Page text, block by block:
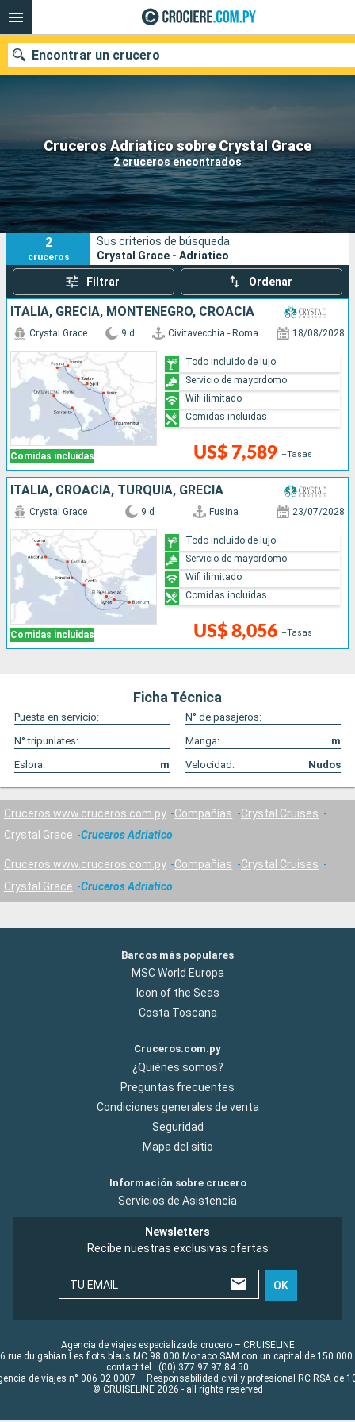
Cruceros Adriatico sobre Crystal Grace
2 cruceros encontrados
Encontrar un crucero
Nuestros destinos
Fecha de salida
Puertos Compañías
Buscar
2
cruceros
Sus criterios de búsqueda:
Crystal Grace - Adriatico
Filtrar Ordenar
ITALIA, GRECIA, MONTENEGRO, CROACIA
Comidas incluidas
Crystal Grace 9 d Civitavecchia - Roma 18/08/2028
US$ 7,589 +Tasas
Todo incluido de lujo
Servicio de mayordomo
Wifi ilimitado
Comidas incluidas
ITALIA, CROACIA, TURQUÍA, GRECIA
Comidas incluidas
Crystal Grace 9 d Fusina 23/07/2028
US$ 8,056 +Tasas
Todo incluido de lujo
Servicio de mayordomo
Wifi ilimitado
Comidas incluidas
Ficha Técnica
Puesta en servicio:
N° de pasajeros:
N° tripunlates:
Manga:
m
Eslora:
m Velocidad: Nudos
Cruceros www.cruceros.com.py Compañías
Crystal Cruises
Crystal Grace
Cruceros Adriatico
Cruceros www.cruceros.com.py Compañías
Crystal Cruises
Crystal Grace
Cruceros Adriatico
Barcos más populares
MSC World Europa
Icon of the Seas
Costa Toscana
Cruceros.com.py
¿Quiénes somos?
Preguntas frecuentes
Condiciones generales de venta
Seguridad
Mapa del sitio
Información sobre crucero
Servicios de Asistencia
Newsletters
Recibe nuestras exclusivas ofertas
TU EMAIL OK
Agencia de viajes especializada crucero – CRUISELINE
rue du gabian Les flots bleus MC 98 000 Monaco SAM con un capital de 150 000
contact tel : (00) 377 97 97 84 50
de viajes n° 006 02 0007 – Responsabilidad civil y profesional RC RSA de
© CRUISELINE 2026 - all rights reserved